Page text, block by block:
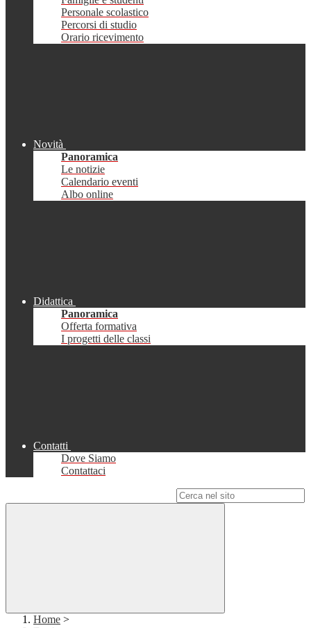
Personale scolastico
Percorsi di studio
Orario ricevimento
Novità
Panoramica
Le notizie
Calendario eventi
Albo online
Didattica
Panoramica
Offerta formativa
I progetti delle classi
Contatti
Dove Siamo
Contattaci
Home >